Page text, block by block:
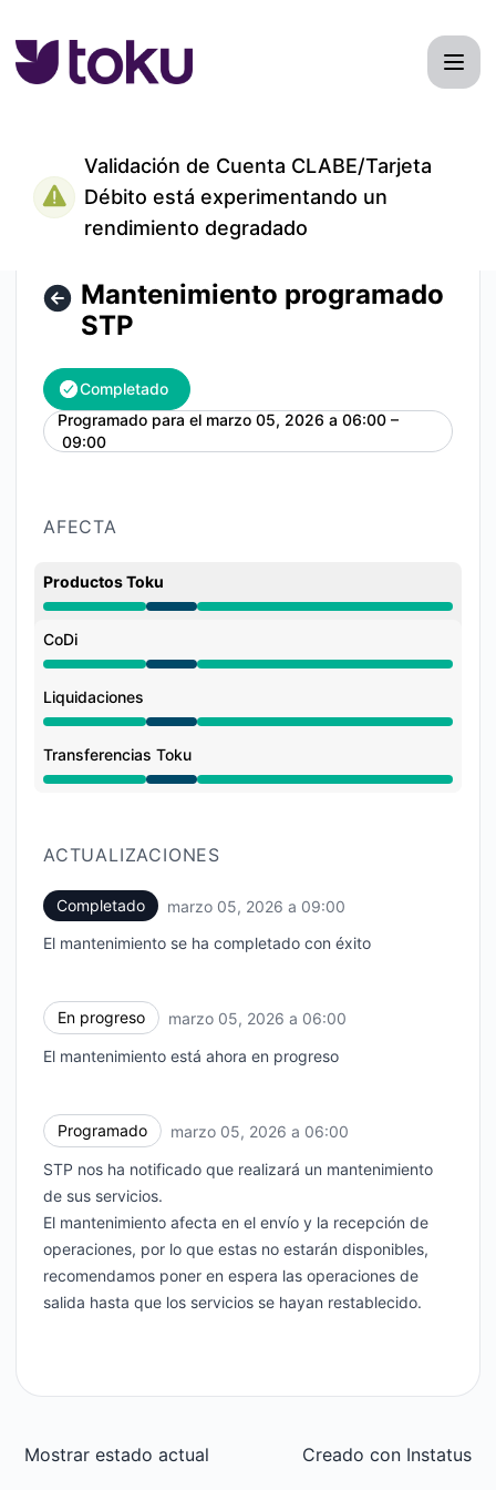
Validación de Cuenta CLABE/Tarjeta
Débito está experimentando un
rendimiento degradado
Mantenimiento programado
STP
Completado
Programado para el marzo 05, 2026 a 06:00 –
09:00
UTC
AFECTA
Productos Toku
Mantenimiento de 6:00 AM a 9:00 AM
CoDi
Mantenimiento de 6:00 AM a 9:00 AM
Liquidaciones
Mantenimiento de 6:00 AM a 9:00 AM
Transferencias Toku
Mantenimiento de 6:00 AM a 9:00 AM
ACTUALIZACIONES
Completado marzo 05, 2026 a 09:00
El mantenimiento se ha completado con éxito
En progreso marzo 05, 2026 a 06:00
El mantenimiento está ahora en progreso
Programado marzo 05, 2026 a 06:00
STP nos ha notificado que realizará un mantenimiento
de sus servicios.
El mantenimiento afecta en el envío y la recepción de
operaciones, por lo que estas no estarán disponibles,
recomendamos poner en espera las operaciones de
salida hasta que los servicios se hayan restablecido.
Mostrar estado actual Creado con Instatus